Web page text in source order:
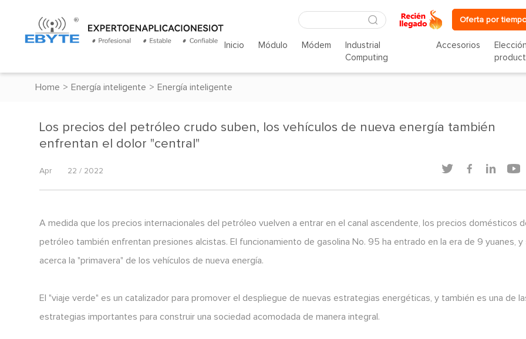
Oferta por
Inicio Módulo Módem
Industrial
Computing
Accesorios
Home > Energía inteligente > Energía inteligente
Los precios del petróleo crudo suben, los vehículos de nueva energía también
enfrentan el dolor "central"
Apr 22 / 2022    
A medida que los precios internacionales del petróleo vuelven a entrar en el canal ascendente, los precios domésticos
petróleo también enfrentan presiones alcistas. El funcionamiento de gasolina No. 95 ha entrado en la era de 9 yuanes, y
acerca la "primavera" de los vehículos de nueva energía.
El "viaje verde" es un catalizador para promover el despliegue de nuevas estrategias energéticas, y también es una de
estrategias importantes para construir una sociedad acomodada de manera integral.